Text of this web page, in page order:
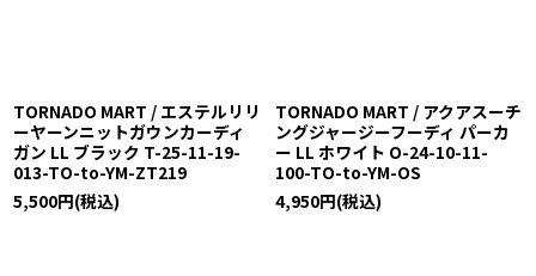
TORNADO MART / エステルリリ
ーヤーンニットガウンカーディ
ガン LL ブラック T-25-11-19-
013-TO-to-YM-ZT219
5,500円(税込)
TORNADO MART / アクアスーチ
ングジャージーフーディ パーカ
ー LL ホワイト O-24-10-11-
100-TO-to-YM-OS
4,950円(税込)